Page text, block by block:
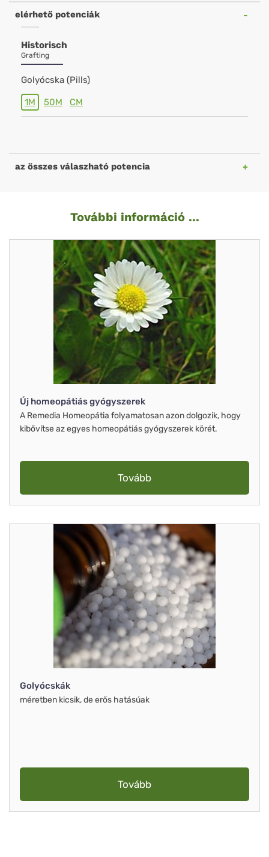
elérhető potenciák
Historisch
Grafting
Golyócska (Pills)
1M 50M CM
az összes válaszható potencia
További információ ...
Új homeopátiás gyógyszerek
A Remedia Homeopátia folyamatosan azon dolgozik, hogy
kibővítse az egyes homeopátiás gyógyszerek körét.
Tovább
Golyócskák
méretben kicsik, de erős hatásúak
Tovább